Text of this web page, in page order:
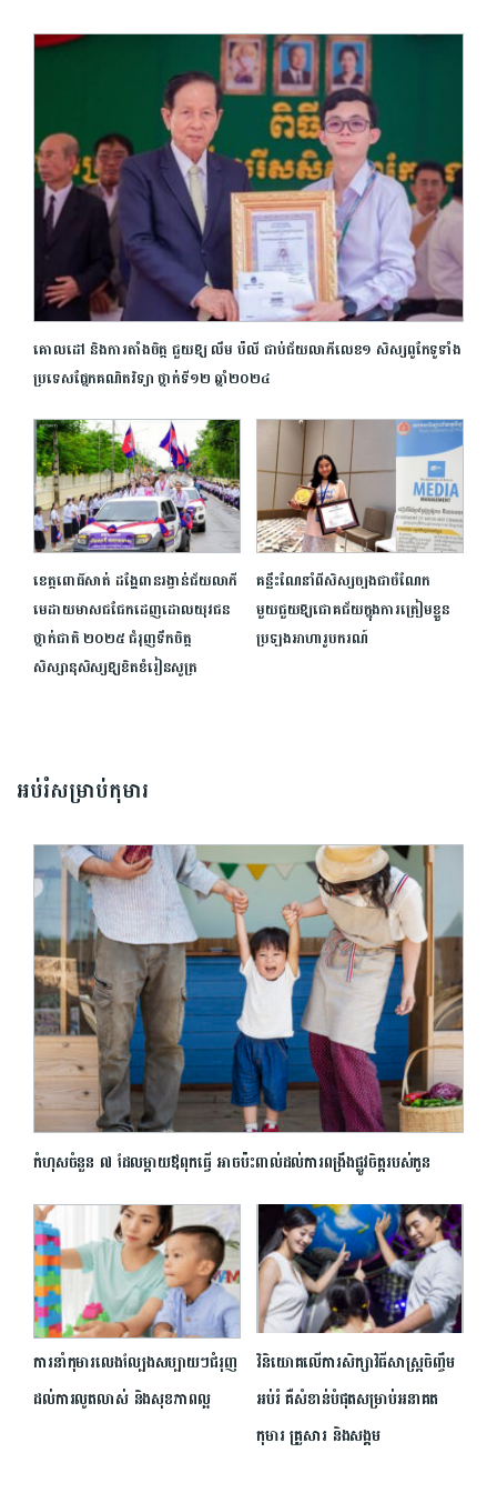
គោលដៅ និង​ការ​តាំងចិត្ត ជួយឱ្យ លឹម ប៉លី ជាប់ជ័យលាភីលេខ១ សិស្សពូកែទូទាំង
ប្រទេសផ្នែកគណិតវិទ្យា ថ្នាក់ទី១២ ឆ្នាំ២០២៤
ខេត្តពោធិ៍សាត់ ដង្ហែពានរង្វាន់ជ័យលាភី
មេដាយមាសជជែកដេញដោលយុវជន
ថ្នាក់ជាតិ ២០២៥ ជំរុញទឹកចិត្ត
សិស្សានុសិស្សឱ្យខិតខំរៀនសូត្រ
គន្លឹះណែនាំពីសិស្សច្បងជាចំណែក
មួយជួយឱ្យជោគជ័យក្នុងការត្រៀមខ្លួន
ប្រឡងអាហារូបករណ៍
អប់រំសម្រាប់កុមារ
កំហុសចំនួន ៧ ដែលម្ដាយឪពុកធ្វើ អាចប៉ះពាល់ដល់ការពង្រឹងផ្លូវចិត្តរបស់កូន
ការនាំកុមារលេងល្បែងសប្បាយៗជំរុញ
ដល់ការលូតលាស់ និងសុខភាពល្អ
វិនិយោគ​លើការ​សិក្សា​វិធីសាស្ត្រ​ចិញ្ចឹម​
អប់រំ គឺសំខាន់​បំផុត​សម្រាប់​អនាគត​
កុមារ គ្រួសារ និង​សង្គម